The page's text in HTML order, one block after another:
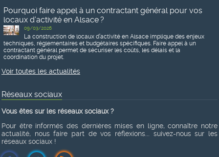
Pourquoi faire appel à un contractant général pour vos
locaux d’activité en Alsace ?
09/03/2026
La construction de locaux d’activité en Alsace implique des enjeux
techniques, réglementaires et budgétaires spécifiques. Faire appel à un
contractant général permet de sécuriser les coûts, les délais et la
coordination du projet.
Voir toutes les actualités
Réseaux sociaux
Vous êtes sur les réseaux sociaux ?
Pour être informés des dernières mises en ligne, connaître notre
actualité, nous faire part de vos réflexions... suivez-nous sur les
réseaux sociaux !